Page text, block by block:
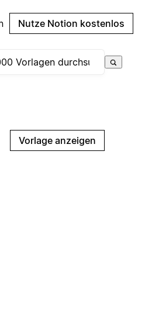
Nutze Notion kostenlos
Vorlage anzeigen